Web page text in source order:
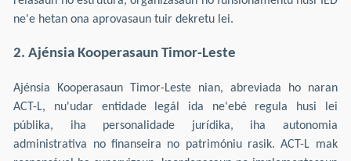
ne'e hetan ona aprovasaun tuir dekretu lei.
2. Ajénsia Kooperasaun Timor-Leste
Ajénsia Kooperasaun Timor-Leste nian, abreviada ho naran
ACT-L, nu'udar entidade legál ida ne'ebé regula husi lei
públika, iha personalidade jurídika, iha autonomia
administrativa no finanseira no patrimóniu rasik. ACT-L mak